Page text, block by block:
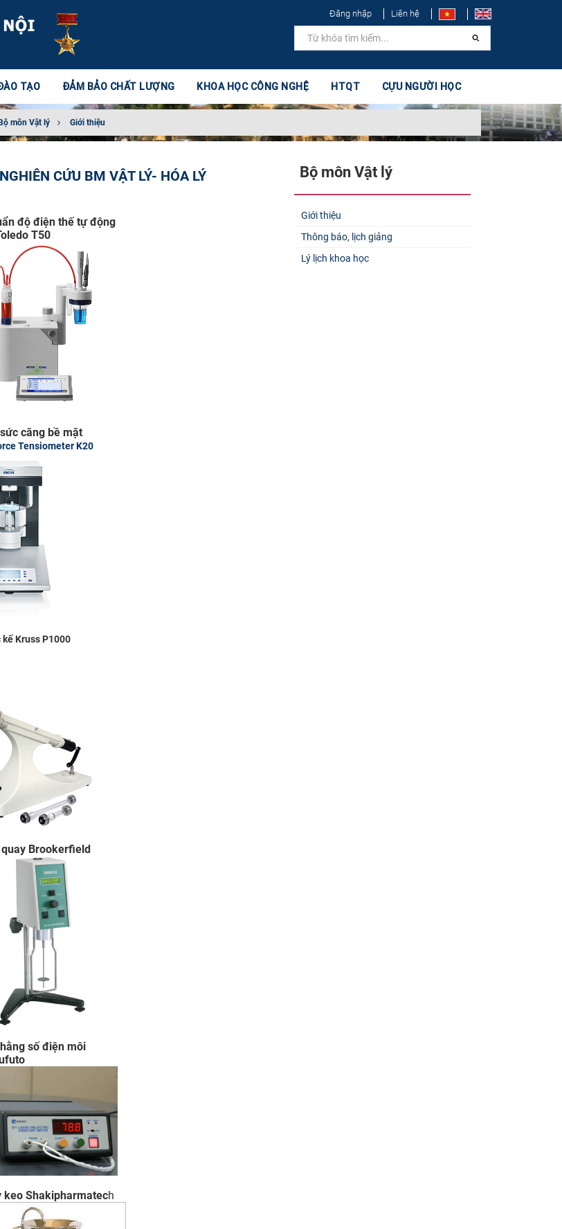
Đăng nhập Liên hệ
TẠO ĐẢM BẢO CHẤT LƯỢNG KHOA HỌC CÔNG NGHỆ HTQT CỰU NGƯỜI HỌC
Bộ môn Vật lý Giới thiệu
CỨU BM VẬT LÝ- HÓA LÝ
độ điện thế tự động
T50​
căng bề mặt
Tensiometer K20
kế Kruss P1000
Brookerfield
số điện môi
keo Shakipharmatech
Bộ môn Vật lý​
Giới thiệu
Thông báo, lịch giảng
Lý lịch khoa học